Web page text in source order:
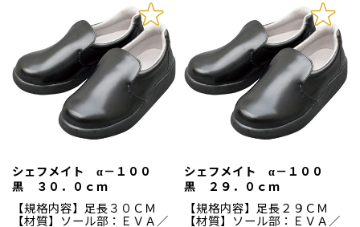
す。食品加工厨房用スニーカ
ー「シェフメイト」は清潔・
耐滑・快適を基本コンセプト
に開発されました。滑りにく
い…滑りにくい防滑グリット
ソールには他方向に効くウィ
ンドミルパターンを採用。滑
りやすい床や雨の日等にも優
れた防滑性を発揮します。疲
れにくい…靴自体が軽量で、
クッション性の良いインソー
ートします。足幅ゆったり３
Ｅサイズ…つま先部分までゆ
ったりとした３Ｅ設計。かか
とが低いので脱ぎ履きしやす
くなっています。
す。食品加工厨房用スニーカ
ー「シェフメイト」は清潔・
耐滑・快適を基本コンセプト
に開発されました。滑りにく
い…滑りにくい防滑グリット
ソールには他方向に効くウィ
ンドミルパターンを採用。滑
りやすい床や雨の日等にも優
れた防滑性を発揮します。疲
れにくい…靴自体が軽量で、
クッション性の良いインソー
ートします。足幅ゆったり３
Ｅサイズ…つま先部分までゆ
ったりとした３Ｅ設計。かか
とが低いので脱ぎ履きしやす
くなっています。
シェフメイト α－１００
黒 ３０．０ｃｍ
【規格内容】足長３０ＣＭ
【材質】ソール部：ＥＶＡ／
シェフメイト α－１００
黒 ２９．０ｃｍ
【規格内容】足長２９ＣＭ
【材質】ソール部：ＥＶＡ／